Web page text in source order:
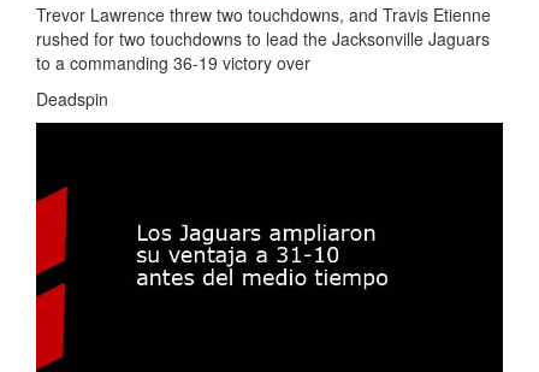
Trevor Lawrence threw two touchdowns, and Travis Etienne
rushed for two touchdowns to lead the Jacksonville Jaguars
to a commanding 36-19 victory over
Deadspin